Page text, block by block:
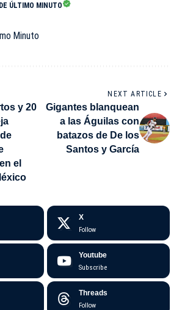
ÚLTIMO MINUTO
Minuto
y 20
el
NEXT ARTICLE
Gigantes blanquean
a las Águilas con
batazos de De los
Santos y García
X
Follow
Youtube
Subscribe
Threads
Follow